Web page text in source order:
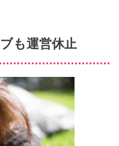
も運営休止